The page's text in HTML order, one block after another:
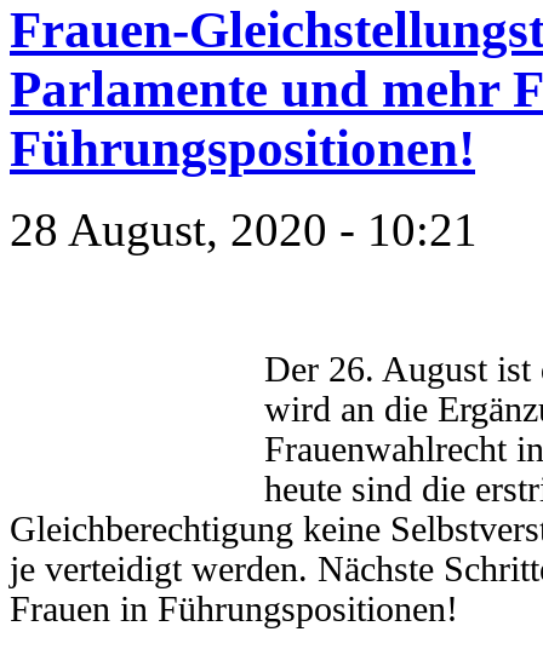
Frauen-
Parlamente und mehr
Führungspositionen!
28 August, 2020 - 10:21
Der 26. August ist
wird an die
Frauenwahlrecht
heute sind die
Gleichberechtigung keine
je verteidigt werden. Nächste
Frauen in Führungspositionen!